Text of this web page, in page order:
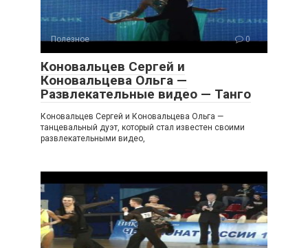
Полезное 0
Коновальцев Сергей и
Коновальцева Ольга —
Развлекательные видео — Танго
Коновальцев Сергей и Коновальцева Ольга —
танцевальный дуэт, который стал известен своими
развлекательными видео,